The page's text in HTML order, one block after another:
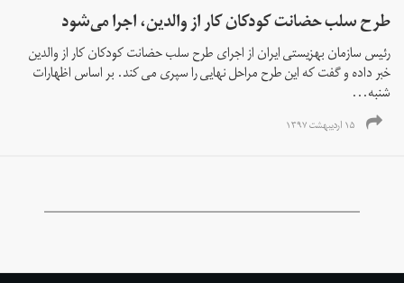
طرح سلب حضانت کودکان کار از والدین، اجرا می‌شود
رئیس سازمان بهزیستی ایران از اجرای طرح سلب حضانت کودکان کار از والدین
خبر داده و گفت که این طرح مراحل نهایی را سپری می کند. بر اساس اظهارات
شنبه...
۱۵ اردیبهشت ۱۳۹۷